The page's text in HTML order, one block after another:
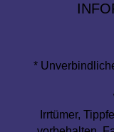
*
Irrtümer,